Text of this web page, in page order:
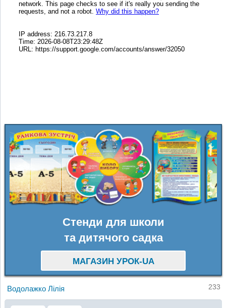
Стенди для школи
та дитячого садка
МАГАЗИН УРОК-UA
Водолажко Лілія 233